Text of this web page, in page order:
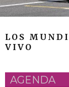
LOS
VIVO
AGENDA